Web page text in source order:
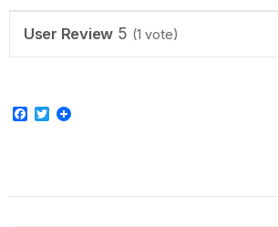
User Review 5 (1 vote)
Facebook
Twitter